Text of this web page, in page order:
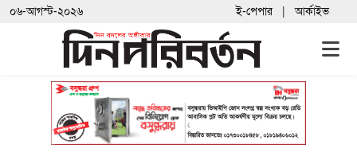
০৬-আগস্ট-২০২৬ ই-পেপার আর্কাইভ